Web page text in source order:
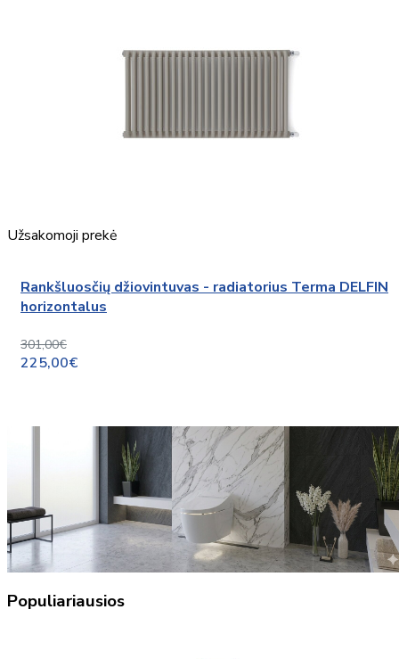
Užsakomoji prekė
Rankšluosčių džiovintuvas - radiatorius Terma DELFIN
horizontalus
301,00€
225,00€
Populiariausios